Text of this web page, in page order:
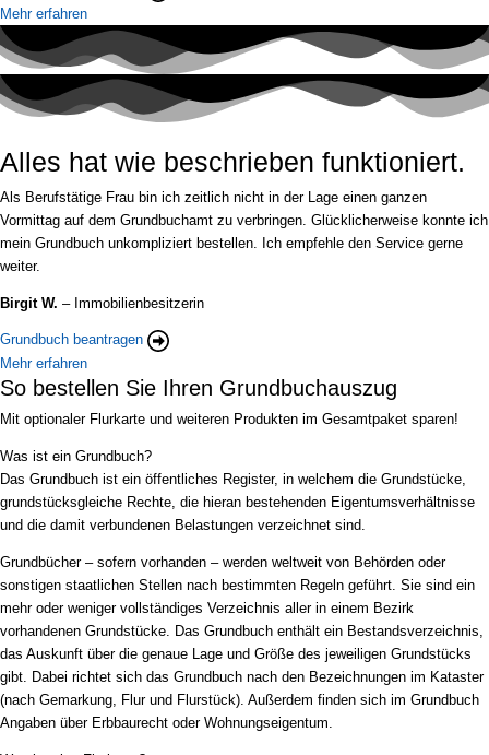
Mehr erfahren
Alles hat wie beschrieben funktioniert.
Als Berufstätige Frau bin ich zeitlich nicht in der Lage einen ganzen
Vormittag auf dem Grundbuchamt zu verbringen. Glücklicherweise konnte ich
mein Grundbuch unkompliziert bestellen. Ich empfehle den Service gerne
weiter.
Birgit W. – Immobilienbesitzerin
Grundbuch beantragen
Mehr erfahren
So bestellen Sie Ihren Grundbuchauszug
Mit optionaler Flurkarte und weiteren Produkten im Gesamtpaket sparen!
Was ist ein Grundbuch?
Das Grundbuch ist ein öffentliches Register, in welchem die Grundstücke,
grundstücksgleiche Rechte, die hieran bestehenden Eigentumsverhältnisse
und die damit verbundenen Belastungen verzeichnet sind.
Grundbücher – sofern vorhanden – werden weltweit von Behörden oder
sonstigen staatlichen Stellen nach bestimmten Regeln geführt. Sie sind ein
mehr oder weniger vollständiges Verzeichnis aller in einem Bezirk
vorhandenen Grundstücke. Das Grundbuch enthält ein Bestandsverzeichnis,
das Auskunft über die genaue Lage und Größe des jeweiligen Grundstücks
gibt. Dabei richtet sich das Grundbuch nach den Bezeichnungen im Kataster
(nach Gemarkung, Flur und Flurstück). Außerdem finden sich im Grundbuch
Angaben über Erbbaurecht oder Wohnungseigentum.